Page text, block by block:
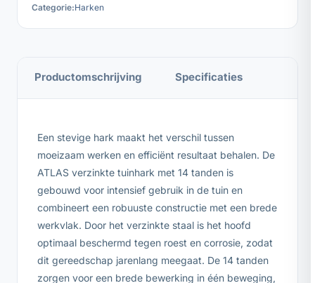
Categorie:Harken
Productomschrijving Specificaties
Een stevige hark maakt het verschil tussen
moeizaam werken en efficiënt resultaat behalen. De
ATLAS verzinkte tuinhark met 14 tanden is
gebouwd voor intensief gebruik in de tuin en
combineert een robuuste constructie met een brede
werkvlak. Door het verzinkte staal is het hoofd
optimaal beschermd tegen roest en corrosie, zodat
dit gereedschap jarenlang meegaat. De 14 tanden
zorgen voor een brede bewerking in één beweging,